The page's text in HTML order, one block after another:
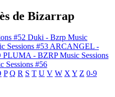
de Bizarrap
#52 Duki - Bzrp Music
Sessions #53 ARCANGEL -
PLUMA - BZRP Music Sessions
Sessions #56
P Q R S T U V W X Y Z 0-9